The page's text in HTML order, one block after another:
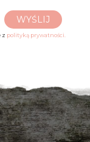
WYŚLIJ
z polityką prywatności.